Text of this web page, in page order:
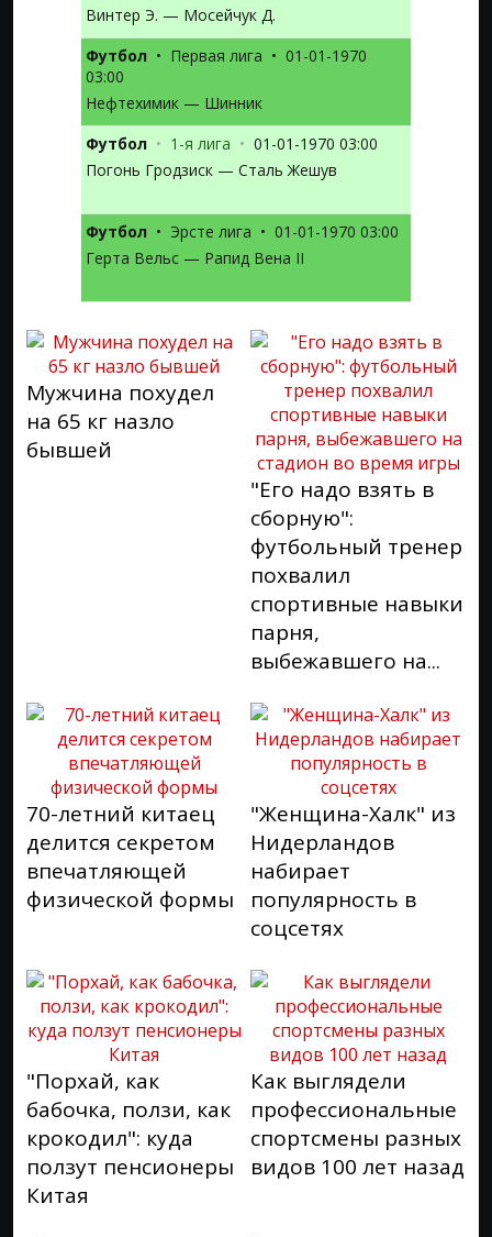
Винтер Э. — Мосейчук Д.
Футбол • Первая лига • 01-01-1970
03:00
Нефтехимик — Шинник
Футбол • 1-я лига • 01-01-1970 03:00
Погонь Гродзиск — Сталь Жешув
Футбол • Эрсте лига • 01-01-1970 03:00
Герта Вельс — Рапид Вена II
Мужчина похудел
на 65 кг назло
бывшей
"Его надо взять в
сборную":
футбольный тренер
похвалил
спортивные навыки
парня,
выбежавшего на...
70-летний китаец
делится секретом
впечатляющей
физической формы
"Женщина-Халк" из
Нидерландов
набирает
популярность в
соцсетях
"Порхай, как
бабочка, ползи, как
крокодил": куда
ползут пенсионеры
Китая
Как выглядели
профессиональные
спортсмены разных
видов 100 лет назад